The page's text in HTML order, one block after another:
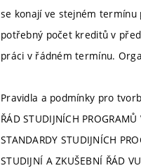
se konají ve stejném termínu
potřebný počet kreditů v
práci v řádném termínu.
Pravidla a podmínky pro
ŘÁD STUDIJNÍCH PROGRAMŮ
STANDARDY STUDIJNÍCH
STUDIJNÍ A ZKUŠEBNÍ ŘÁD